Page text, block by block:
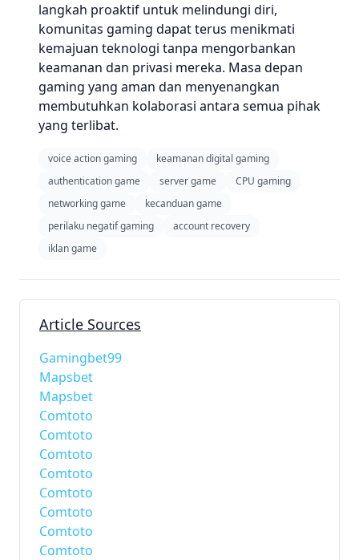
langkah proaktif untuk melindungi diri,
komunitas gaming dapat terus menikmati
kemajuan teknologi tanpa mengorbankan
keamanan dan privasi mereka. Masa depan
gaming yang aman dan menyenangkan
membutuhkan kolaborasi antara semua pihak
yang terlibat.
voice action gaming
keamanan digital gaming
authentication game
server game
CPU gaming
networking game
kecanduan game
perilaku negatif gaming
account recovery
iklan game
Article Sources
Gamingbet99
Mapsbet
Mapsbet
Comtoto
Comtoto
Comtoto
Comtoto
Comtoto
Comtoto
Comtoto
Comtoto